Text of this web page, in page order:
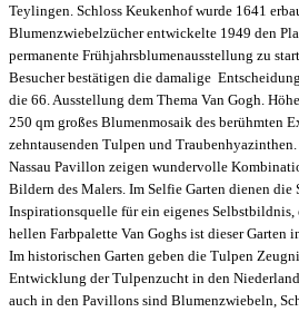
Teylingen. Schloss Keukenhof wurde 1641
Blumenzwiebelzücher entwickelte 1949 den
permanente Frühjahrsblumenausstellung zu
Besucher bestätigen die damalige
die 66. Ausstellung dem Thema Van Gogh.
250 qm großes Blumenmosaik des berühmten
zehntausenden Tulpen und
Nassau Pavillon zeigen wundervolle
Bildern des Malers. Im Selfie Garten dienen die
Inspirationsquelle für ein eigenes
hellen Farbpalette Van Goghs ist dieser Garten
Im historischen Garten geben die Tulpen
Entwicklung der Tulpenzucht in den
auch in den Pavillons sind Blumenzwiebeln,